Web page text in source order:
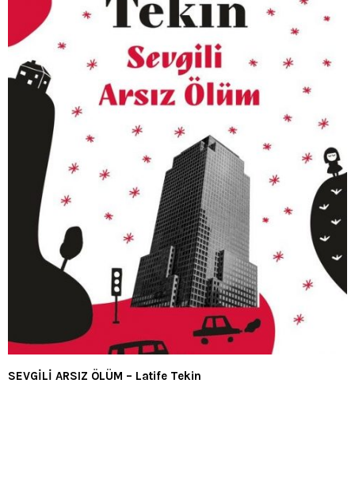
SEVGİLİ ARSIZ ÖLÜM – Latife Tekin